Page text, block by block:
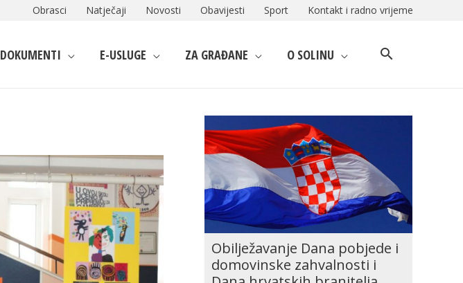
Obrasci Natječaji Novosti Obavijesti Sport Kontakt i radno vrijeme
DOKUMENTI E-USLUGE ZA GRAĐANE O SOLINU
Obilježavanje Dana pobjede i
domovinske zahvalnosti i